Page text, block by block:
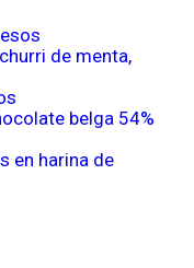
de menta,
belga 54%
en harina de